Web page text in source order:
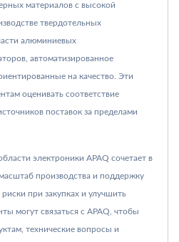
материалов с высокой
твердотельных
алюминиевых
автоматизированное
на качество. Эти
оценивать соответствие
поставок за пределами
электроники APAQ сочетает в
производства и поддержку
при закупках и улучшить
могут связаться с APAQ, чтобы
технические вопросы и